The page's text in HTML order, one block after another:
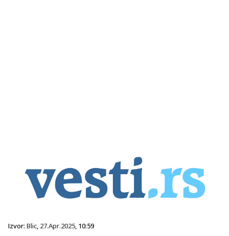
Izvor: Blic, 27.Apr.2025, 10:59